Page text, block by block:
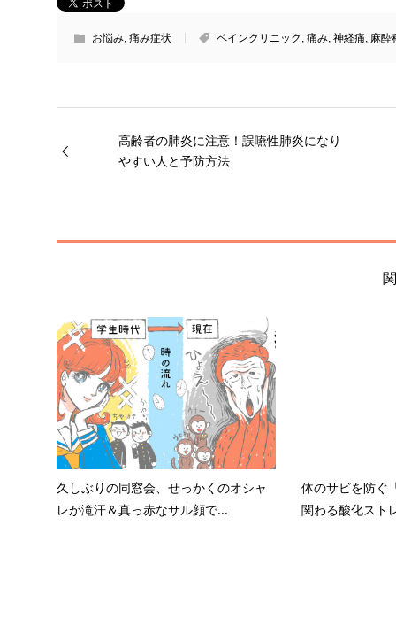
お悩み 痛み症状 ペインクリニック 痛み 神経痛 麻酔
高齢者の肺炎に注意！誤嚥性肺炎になり
やすい人と予防方法
久しぶりの同窓会、せっかくのオシャ
レが滝汗＆真っ赤なサル顔で...
体のサビを防ぐ
関わる酸化スト